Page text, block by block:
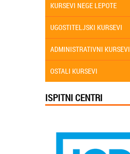
KURSEVI NEGE LEPOTE
UGOSTITELJSKI KURSEVI
ADMINISTRATIVNI KURSEVI
OSTALI KURSEVI
ISPITNI CENTRI